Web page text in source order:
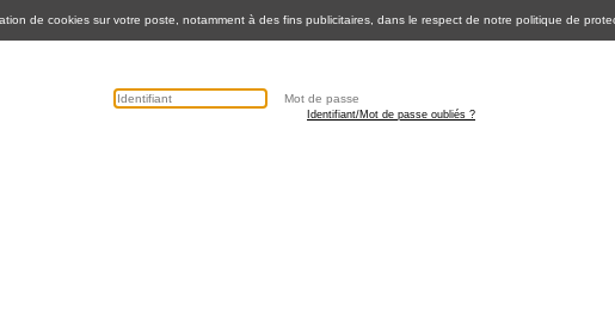
de cookies sur votre poste, notamment à des fins publicitaires, dans le respect de notre politique de
Identifiant/Mot de passe oubliés ?